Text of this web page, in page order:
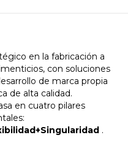
en la fabricación a
con soluciones
de marca propia
de alta calidad.
en cuatro pilares
.